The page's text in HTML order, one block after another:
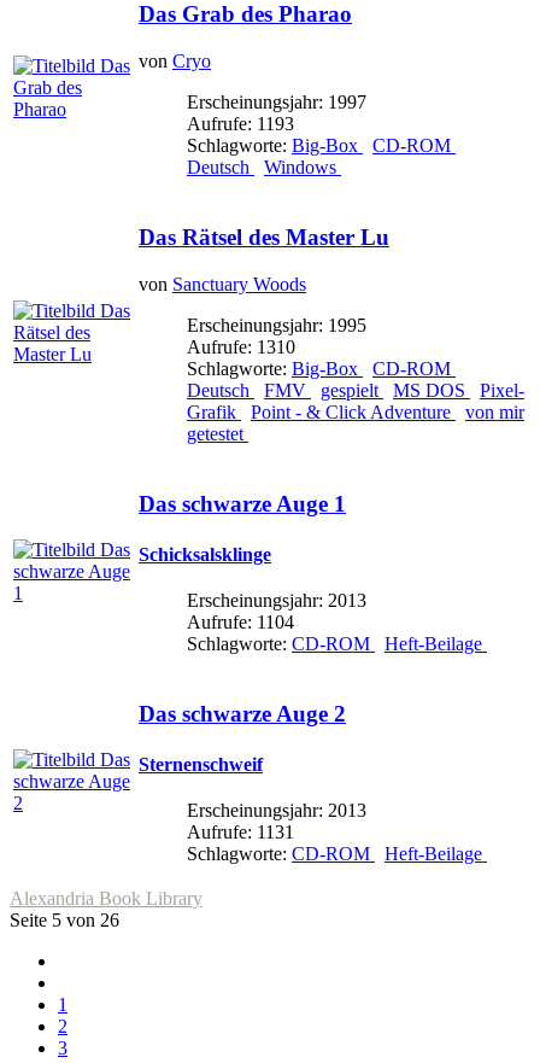
Das Grab des Pharao
von Cryo
Erscheinungsjahr: 1997
Aufrufe: 1193
Schlagworte: Big-Box
CD-ROM
Deutsch
Windows
Das Rätsel des Master Lu
von Sanctuary Woods
Erscheinungsjahr: 1995
Aufrufe: 1310
Schlagworte: Big-Box
CD-ROM
Deutsch
FMV gespielt MS DOS
Pixel-
Grafik
Point - & Click Adventure
von mir
getestet
Das schwarze Auge 1
Schicksalsklinge
Erscheinungsjahr: 2013
Aufrufe: 1104
Schlagworte: CD-ROM Heft-Beilage
Das schwarze Auge 2
Sternenschweif
Erscheinungsjahr: 2013
Aufrufe: 1131
Schlagworte: CD-ROM Heft-Beilage
Alexandria Book Library
Seite 5 von 26
1
2
3